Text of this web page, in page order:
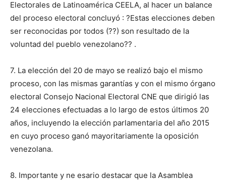
Electorales de Latinoamérica CEELA, al hacer un balance
del proceso electoral concluyó : ?Estas elecciones deben
ser reconocidas por todos (??) son resultado de la
voluntad del pueblo venezolano?? .
7. La elección del 20 de mayo se realizó bajo el mismo
proceso, con las mismas garantías y con el mismo órgano
electoral Consejo Nacional Electoral CNE que dirigió las
24 elecciones efectuadas a lo largo de estos últimos 20
años, incluyendo la elección parlamentaria del año 2015
en cuyo proceso ganó mayoritariamente la oposición
venezolana.
8. Importante y ne esario destacar que la Asamblea